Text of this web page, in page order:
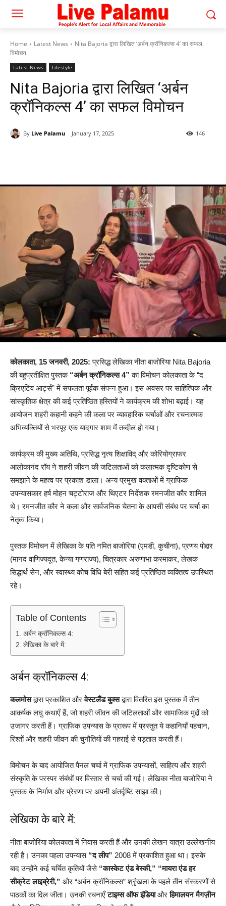
Home Latest News
Nita Bajoria द्वारा लिखित ‘अर्बन क्रॉनिकल्स 4’ का सफल
विमोचन
Latest News Lifestyle
Nita Bajoria द्वारा लिखित ‘अर्बन
क्रॉनिकल्स 4’ का सफल विमोचन
By Live Palamu January 17, 2025 146
कोलकाता, 15 जनवरी, 2025:प्रसिद्ध लेखिका नीता बाजोरिया Nita Bajoria
की बहुप्रतीक्षित पुस्तक “अर्बन क्रॉनिकल्स 4” का विमोचन कोलकाता के “द
क्रिएटिव आर्ट्स” में सफलता पूर्वक संपन्न हुआ। इस अवसर पर साहित्यिक और
सांस्कृतिक क्षेत्र की कई प्रतिष्ठित हस्तियों ने कार्यक्रम की शोभा बढ़ाई। यह
आयोजन शहरी कहानी कहने की कला पर व्यावहारिक चर्चाओं और रचनात्मक
अभिव्यक्तियों से भरपूर एक यादगार शाम में तब्दील हो गया।
कार्यक्रम की मुख्य अतिथि, प्रसिद्ध नृत्य शिक्षाविद् और कोरियोग्राफर
आलोकानंद रॉय ने शहरी जीवन की जटिलताओं को कलात्मक दृष्टिकोण से
समझाने के महत्व पर प्रकाश डाला। अन्य प्रमुख वक्ताओं में ग्राफिक
उपन्यासकार हर्ष मोहन चट्टोराज और थिएटर निर्देशक रमनजीत कौर शामिल
थे। रमनजीत कौर ने कला और सार्वजनिक चेतना के आपसी संबंध पर चर्चा का
नेतृत्व किया।
पुस्तक विमोचन में लेखिका के पति नमित बाजोरिया (एमडी, कुचीना), प्रणय पोद्दार
(मानद वाणिज्यदूत, केन्या गणराज्य), चित्रकार अरुणाभा करमाकर, लेखक
सिद्धार्थ सेन, और स्वास्थ्य कोच विधि बेरी सहित कई प्रतिष्ठित व्यक्तित्व उपस्थित
रहे।
Table of Contents
अर्बन क्रॉनिकल्स 4:
लेखिका के बारे में:
अर्बन क्रॉनिकल्स 4:
कलमोसद्वारा प्रकाशित औरवेस्टलैंड बुक्सद्वारा वितरित इस पुस्तक में तीन
आकर्षक लघु कथाएँ हैं, जो शहरी जीवन की जटिलताओं और सामाजिक मुद्दों को
उजागर करती हैं। ग्राफिक उपन्यास के प्रारूप में प्रस्तुत ये कहानियाँ पहचान,
रिश्तों और शहरी जीवन की चुनौतियों की गहराई से पड़ताल करती हैं।
विमोचन के बाद आयोजित पैनल चर्चा में ग्राफिक उपन्यासों, साहित्य और शहरी
संस्कृति के परस्पर संबंधों पर विस्तार से चर्चा की गई। लेखिका नीता बाजोरिया ने
पुस्तक के निर्माण और प्रेरणा पर अपनी अंतर्दृष्टि साझा की।
लेखिका के बारे में:
नीता बाजोरिया कोलकाता में निवास करती हैं और उनकी लेखन यात्रा उल्लेखनीय
रही है। उनका पहला उपन्यास “द लीप” 2008 में प्रकाशित हुआ था। इसके
बाद उन्होंने कई चर्चित कृतियों जैसे “कास्केट एंड बेस्की,” “मायरा एंड हर
सीक्रेट लाइब्रेरी,” और “अर्बन क्रॉनिकल्स” श्रृंखला के पहले तीन संस्करणों से
पाठकों का दिल जीता। उनकी रचनाएँटाइम्स ऑफ इंडियाऔरहिमालयन मैगज़ीन